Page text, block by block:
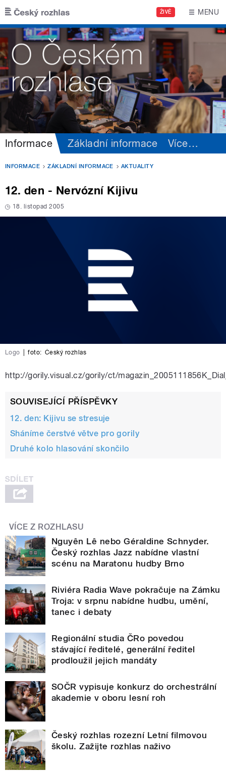
Přejít k hlavnímu obsahu
ŽIVĚ MENU
Informace Základní informace Více…
INFORMACE ZÁKLADNÍ INFORMACE AKTUALITY
12. den - Nervózní Kijivu
18. listopad 2005
Logo foto: Český rozhlas
http://gorily.visual.cz/gorily/ct/
SOUVISEJÍCÍ PŘÍSPĚVKY
12. den: Kijivu se stresuje
Sháníme čerstvé větve pro gorily
Druhé kolo hlasování skončilo
VÍCE Z ROZHLASU
Nguyên Lê nebo Géraldine Schnyder.
Český rozhlas Jazz nabídne vlastní
scénu na Maratonu hudby Brno
Riviéra Radia Wave pokračuje na Zámku
Troja: v srpnu nabídne hudbu, umění,
tanec i debaty
Regionální studia ČRo povedou
stávající ředitelé, generální ředitel
prodloužil jejich mandáty
SOČR vypisuje konkurz do orchestrální
akademie v oboru lesní roh
Český rozhlas rozezní Letní filmovou
školu. Zažijte rozhlas naživo